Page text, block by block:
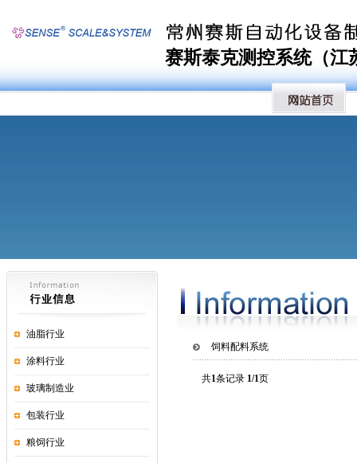
赛斯泰克测控系统（江苏）
油脂行业
涂料行业
玻璃制造业
包装行业
粮饲行业
饲料配料系统
共1条记录 1/1页